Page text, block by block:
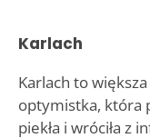
Karlach
Karlach to
optymistka, która
piekła i wróciła z